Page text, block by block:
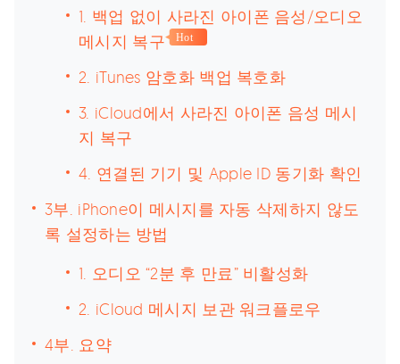
1. 백업 없이 사라진 아이폰 음성/오디오
메시지 복구
Hot
2. iTunes 암호화 백업 복호화
3. iCloud에서 사라진 아이폰 음성 메시
지 복구
4. 연결된 기기 및 Apple ID 동기화 확인
3부. iPhone이 메시지를 자동 삭제하지 않도
록 설정하는 방법
1. 오디오 “2분 후 만료” 비활성화
2. iCloud 메시지 보관 워크플로우
4부. 요약